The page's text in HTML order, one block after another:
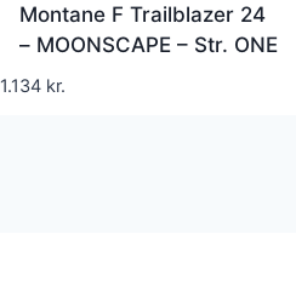
Montane F Trailblazer 24
– MOONSCAPE – Str. ONE
SIZE – Rygsæk
1.134 kr.